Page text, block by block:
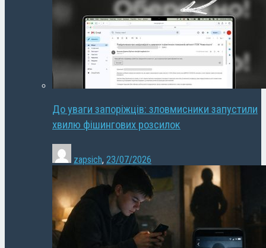
До уваги запоріжців: зловмисники запустили
хвилю фішингових розсилок
zapsich, 23/07/2026